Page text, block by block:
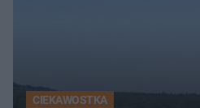
CIEKAWOSTKA